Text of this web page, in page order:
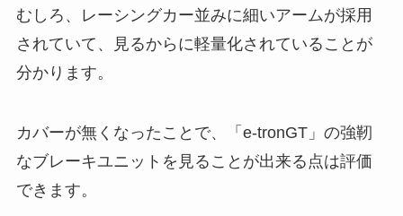
むしろ、レーシングカー並みに細いアームが採用
されていて、見るからに軽量化されていることが
分かります。
カバーが無くなったことで、「e-tronGT」の強靭
なブレーキユニットを見ることが出来る点は評価
できます。